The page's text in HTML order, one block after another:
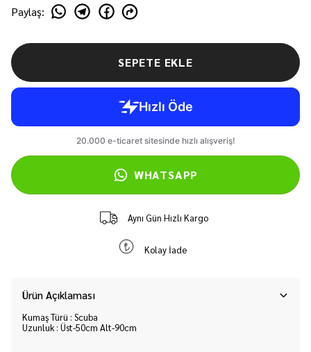
Paylaş:
SEPETE EKLE
WHATSAPP
Aynı Gün Hızlı Kargo
Kolay İade
Ürün Açıklaması
Kumaş Türü : Scuba
Uzunluk : Üst-50cm Alt-90cm